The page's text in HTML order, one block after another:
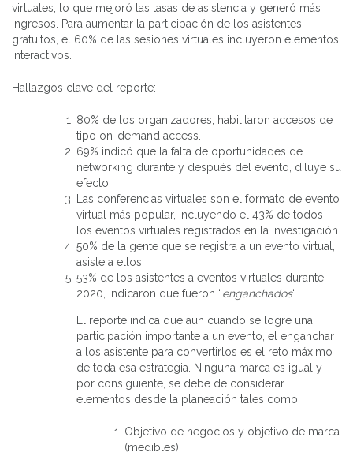
virtuales, lo que mejoró las tasas de asistencia y generó más
ingresos. Para aumentar la participación de los asistentes
gratuitos, el 60% de las sesiones virtuales incluyeron elementos
interactivos.
Hallazgos clave del reporte:
80% de los organizadores, habilitaron accesos de
tipo on-demand access.
69% indicó que la falta de oportunidades de
networking durante y después del evento, diluye su
efecto.
Las conferencias virtuales son el formato de evento
virtual más popular, incluyendo el 43% de todos
los eventos virtuales registrados en la investigación.
50% de la gente que se registra a un evento virtual,
asiste a ellos.
53% de los asistentes a eventos virtuales durante
2020, indicaron que fueron “enganchados“.
El reporte indica que aun cuando se logre una
participación importante a un evento, el enganchar
a los asistente para convertirlos es el reto máximo
de toda esa estrategia. Ninguna marca es igual y
por consiguiente, se debe de considerar
elementos desde la planeación tales como:
Objetivo de negocios y objetivo de marca
(medibles).